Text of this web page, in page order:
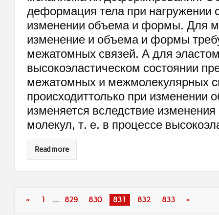
деформация тела при нагружении
изменении объема и формы. Для
изменение и объема и формы
межатомных связей. А для
высокоэластическом состоянии
межатомных и межмолекулярных
происходиттолько при изменении
изменяется вследствие
молекул, т. е. в процессе
Read more
« 1 … 829 830 831 832 833 »